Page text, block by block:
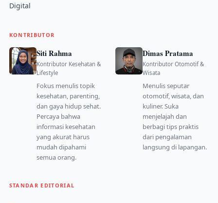
Digital
KONTRIBUTOR
Siti Rahma
Kontributor Kesehatan &
Lifestyle
Fokus menulis topik
kesehatan, parenting,
dan gaya hidup sehat.
Percaya bahwa
informasi kesehatan
yang akurat harus
mudah dipahami
semua orang.
Dimas Pratama
Kontributor Otomotif &
Wisata
Menulis seputar
otomotif, wisata, dan
kuliner. Suka
menjelajah dan
berbagi tips praktis
dari pengalaman
langsung di lapangan.
STANDAR EDITORIAL